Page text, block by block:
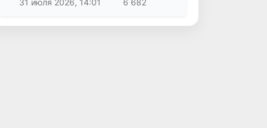
31 июля 2026, 14:01
6 682